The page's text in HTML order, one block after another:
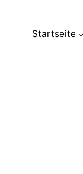
Startseite